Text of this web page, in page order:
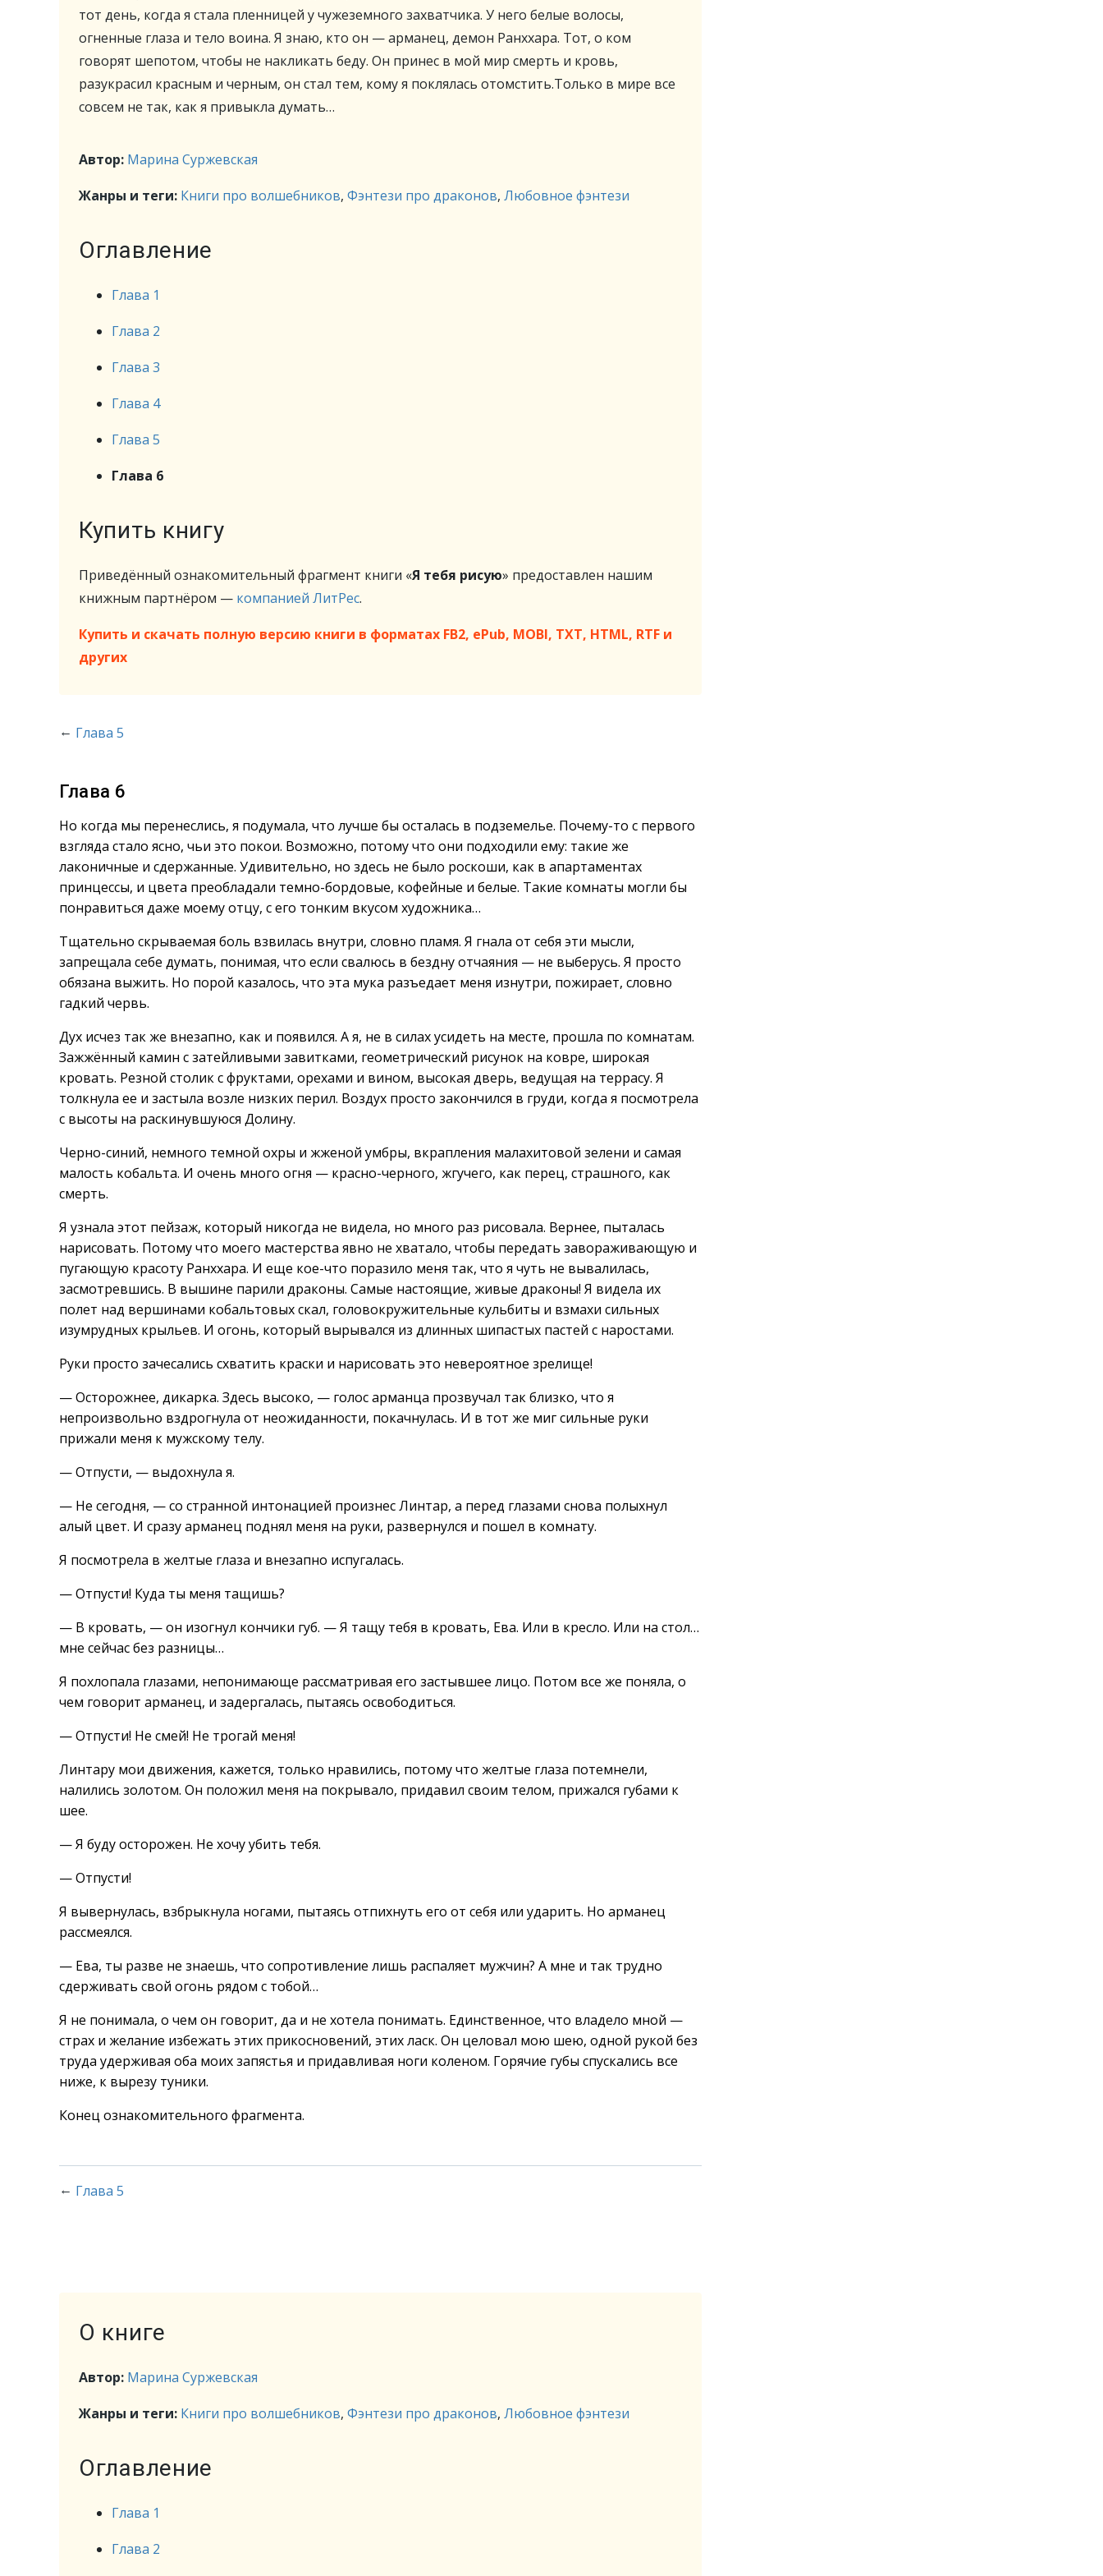
тот день, когда я стала пленницей у чужеземного захватчика. У него белые волосы,
огненные глаза и тело воина. Я знаю, кто он — арманец, демон Ранххара. Тот, о ком
говорят шепотом, чтобы не накликать беду. Он принес в мой мир смерть и кровь,
разукрасил красным и черным, он стал тем, кому я поклялась отомстить.Только в мире все
совсем не так, как я привыкла думать…
Автор: Марина Суржевская
Жанры и теги: Книги про волшебников, Фэнтези про драконов, Любовное фэнтези
Оглавление
Глава 1
Глава 2
Глава 3
Глава 4
Глава 5
Глава 6
Купить книгу
Приведённый ознакомительный фрагмент книги «Я тебя рисую» предоставлен нашим
книжным партнёром — компанией ЛитРес.
Купить и скачать полную версию книги в форматах FB2, ePub, MOBI, TXT, HTML, RTF и
других
← Глава 5
Глава 6
Но когда мы перенеслись, я подумала, что лучше бы осталась в подземелье. Почему-то с первого
взгляда стало ясно, чьи это покои. Возможно, потому что они подходили ему: такие же
лаконичные и сдержанные. Удивительно, но здесь не было роскоши, как в апартаментах
принцессы, и цвета преобладали темно-бордовые, кофейные и белые. Такие комнаты могли бы
понравиться даже моему отцу, с его тонким вкусом художника…
Тщательно скрываемая боль взвилась внутри, словно пламя. Я гнала от себя эти мысли,
запрещала себе думать, понимая, что если свалюсь в бездну отчаяния — не выберусь. Я просто
обязана выжить. Но порой казалось, что эта мука разъедает меня изнутри, пожирает, словно
гадкий червь.
Дух исчез так же внезапно, как и появился. А я, не в силах усидеть на месте, прошла по комнатам.
Зажжённый камин с затейливыми завитками, геометрический рисунок на ковре, широкая
кровать. Резной столик с фруктами, орехами и вином, высокая дверь, ведущая на террасу. Я
толкнула ее и застыла возле низких перил. Воздух просто закончился в груди, когда я посмотрела
с высоты на раскинувшуюся Долину.
Черно-синий, немного темной охры и жженой умбры, вкрапления малахитовой зелени и самая
малость кобальта. И очень много огня — красно-черного, жгучего, как перец, страшного, как
смерть.
Я узнала этот пейзаж, который никогда не видела, но много раз рисовала. Вернее, пыталась
нарисовать. Потому что моего мастерства явно не хватало, чтобы передать завораживающую и
пугающую красоту Ранххара. И еще кое-что поразило меня так, что я чуть не вывалилась,
засмотревшись. В вышине парили драконы. Самые настоящие, живые драконы! Я видела их
полет над вершинами кобальтовых скал, головокружительные кульбиты и взмахи сильных
изумрудных крыльев. И огонь, который вырывался из длинных шипастых пастей с наростами.
Руки просто зачесались схватить краски и нарисовать это невероятное зрелище!
— Осторожнее, дикарка. Здесь высоко, — голос арманца прозвучал так близко, что я
непроизвольно вздрогнула от неожиданности, покачнулась. И в тот же миг сильные руки
прижали меня к мужскому телу.
— Отпусти, — выдохнула я.
— Не сегодня, — со странной интонацией произнес Линтар, а перед глазами снова полыхнул
алый цвет. И сразу арманец поднял меня на руки, развернулся и пошел в комнату.
Я посмотрела в желтые глаза и внезапно испугалась.
— Отпусти! Куда ты меня тащишь?
— В кровать, — он изогнул кончики губ. — Я тащу тебя в кровать, Ева. Или в кресло. Или на стол…
мне сейчас без разницы…
Я похлопала глазами, непонимающе рассматривая его застывшее лицо. Потом все же поняла, о
чем говорит арманец, и задергалась, пытаясь освободиться.
— Отпусти! Не смей! Не трогай меня!
Линтару мои движения, кажется, только нравились, потому что желтые глаза потемнели,
налились золотом. Он положил меня на покрывало, придавил своим телом, прижался губами к
шее.
— Я буду осторожен. Не хочу убить тебя.
— Отпусти!
Я вывернулась, взбрыкнула ногами, пытаясь отпихнуть его от себя или ударить. Но арманец
рассмеялся.
— Ева, ты разве не знаешь, что сопротивление лишь распаляет мужчин? А мне и так трудно
сдерживать свой огонь рядом с тобой…
Я не понимала, о чем он говорит, да и не хотела понимать. Единственное, что владело мной —
страх и желание избежать этих прикосновений, этих ласк. Он целовал мою шею, одной рукой без
труда удерживая оба моих запястья и придавливая ноги коленом. Горячие губы спускались все
ниже, к вырезу туники.
Конец ознакомительного фрагмента.
← Глава 5
О книге
Автор: Марина Суржевская
Жанры и теги: Книги про волшебников, Фэнтези про драконов, Любовное фэнтези
Оглавление
Глава 1
Глава 2